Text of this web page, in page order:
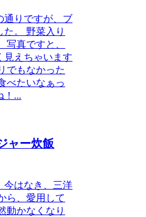
通りですが、ブ
た。 野菜入り
写真ですと、
見えちゃいます
でもなかった
べたいなぁっ
！...
ャー炊飯
今はなき、三洋
ら、愛用して
動かなくなり